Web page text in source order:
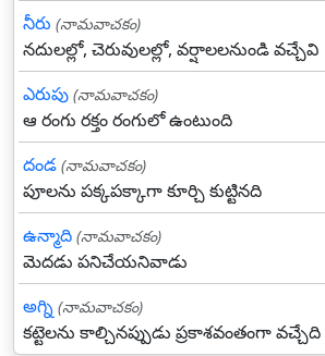
నీరు (నామవాచకం)
నదులల్లో, చెరువులల్లో, వర్షాలలనుండి వచ్చేవి
ఎరుపు (నామవాచకం)
ఆ రంగు రక్తం రంగులో ఉంటుంది
దండ (నామవాచకం)
పూలను పక్కపక్కాగా కూర్చి కుట్టినది
ఉన్మాది (నామవాచకం)
మెదడు పనిచేయనివాడు
అగ్ని (నామవాచకం)
కట్టెలను కాల్చినప్పుడు ప్రకాశవంతంగా వచ్చేది